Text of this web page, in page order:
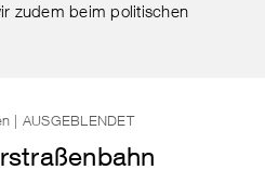
zudem beim politischen
| AUSGEBLENDET